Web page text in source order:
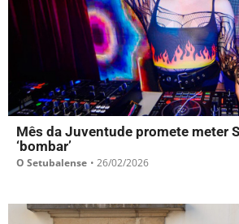
Mês da Juventude promete meter
‘bombar’
O Setubalense • 26/02/2026